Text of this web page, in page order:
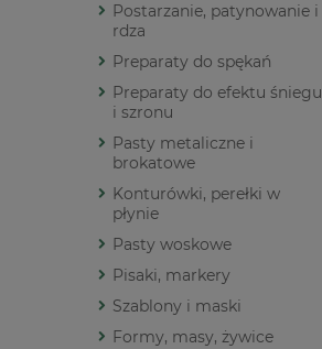
Postarzanie, patynowanie i
rdza
Preparaty do spękań
Preparaty do efektu śniegu
i szronu
Pasty metaliczne i
brokatowe
Konturówki, perełki w
płynie
Pasty woskowe
Pisaki, markery
Szablony i maski
Formy, masy, żywice